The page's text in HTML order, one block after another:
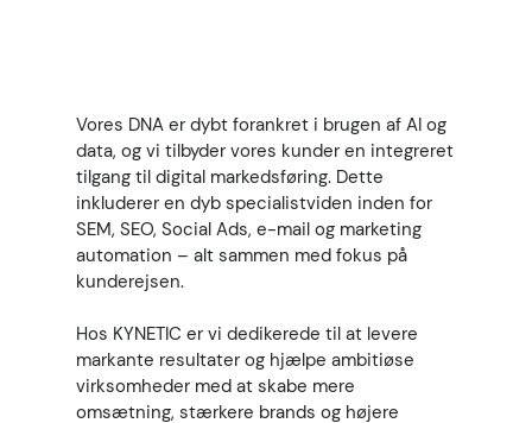
med at opnå højere omsætning,
større afkast, stærkere brands og
mere kundeloyalitet.
Vores DNA er dybt forankret i brugen af AI og
data, og vi tilbyder vores kunder en integreret
tilgang til digital markedsføring. Dette
inkluderer en dyb specialistviden inden for
SEM, SEO, Social Ads, e-mail og marketing
automation – alt sammen med fokus på
kunderejsen.
Hos KYNETIC er vi dedikerede til at levere
markante resultater og hjælpe ambitiøse
virksomheder med at skabe mere
omsætning, stærkere brands og højere